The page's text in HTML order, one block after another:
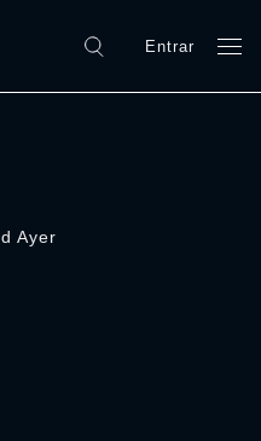
Entrar